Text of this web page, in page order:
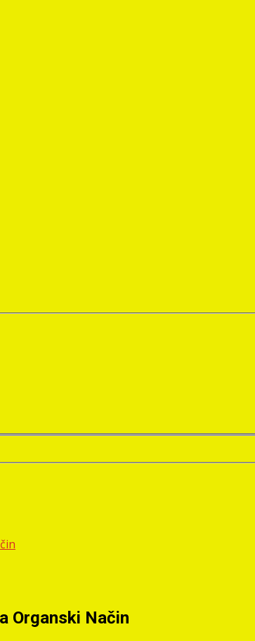
Organski Način